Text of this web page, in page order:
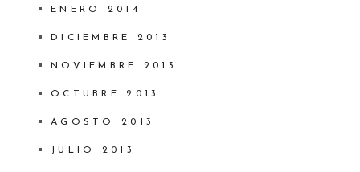
ENERO 2014
DICIEMBRE 2013
NOVIEMBRE 2013
OCTUBRE 2013
AGOSTO 2013
JULIO 2013